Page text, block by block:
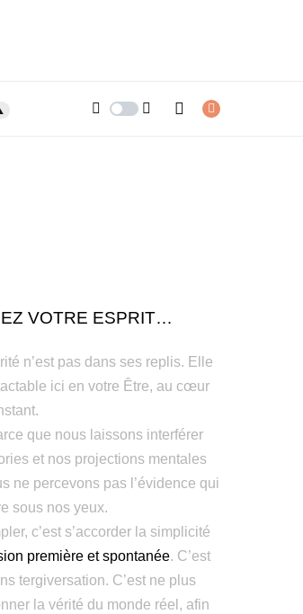
VOTRE ESPRIT…
n’est pas dans ses replis. Elle
ici en votre Être, au cœur
que nous laissons interférer
et nos projections mentales
ne percevons pas l’évidence qui
sous nos yeux.
c’est s’accorder la simplicité
première et spontanée. C’est
tergiversation. C’est ne plus
la vérité du monde réel, afin